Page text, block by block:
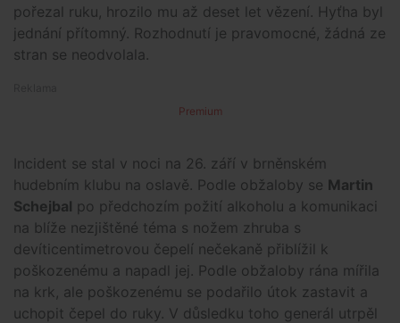
pořezal ruku, hrozilo mu až deset let vězení. Hyťha byl
jednání přítomný. Rozhodnutí je pravomocné, žádná ze
stran se neodvolala.
Premium
Incident se stal v noci na 26. září v brněnském
hudebním klubu na oslavě. Podle obžaloby se Martin
Schejbal po předchozím požití alkoholu a komunikaci
na blíže nezjištěné téma s nožem zhruba s
devíticentimetrovou čepelí nečekaně přiblížil k
poškozenému a napadl jej. Podle obžaloby rána mířila
na krk, ale poškozenému se podařilo útok zastavit a
uchopit čepel do ruky. V důsledku toho generál utrpěl